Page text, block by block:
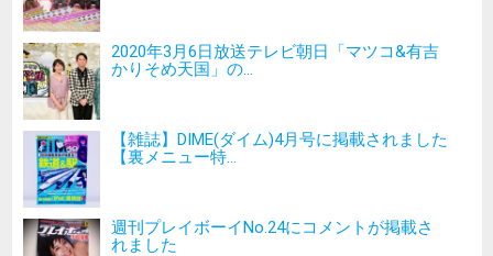
2020年3月6日放送テレビ朝日「マツコ&有吉
かりそめ天国」の...
【雑誌】DIME(ダイム)4月号に掲載されました
【裏メニュー特...
週刊プレイボーイNo.24にコメントが掲載さ
れました